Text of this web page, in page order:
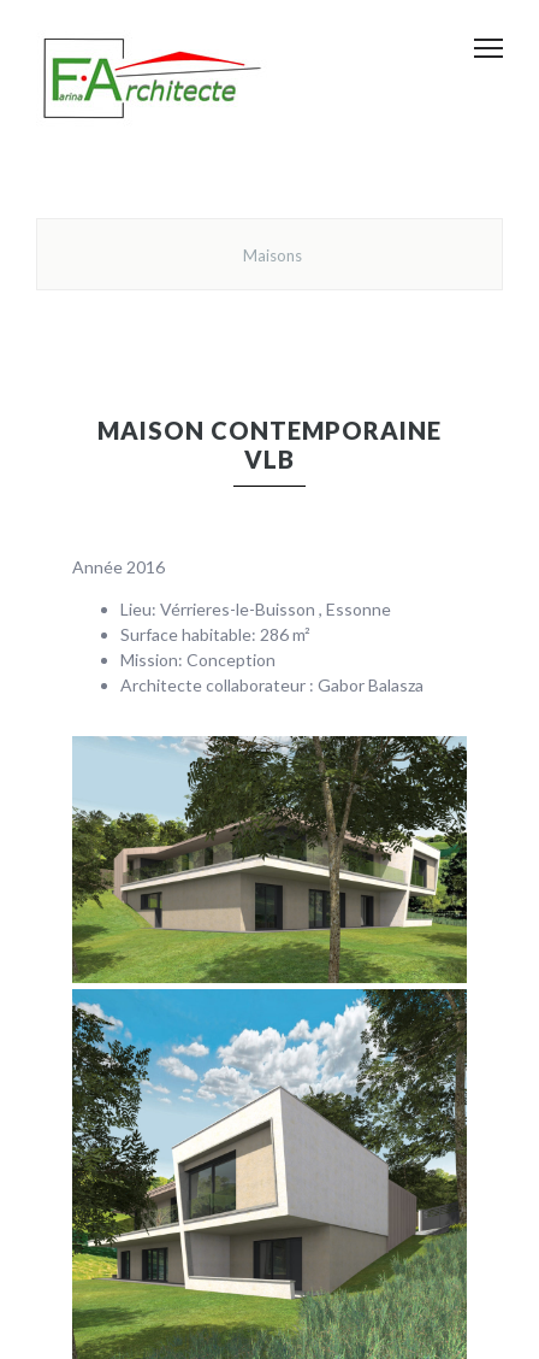
Maisons
MAISON CONTEMPORAINE
VLB
Année 2016
Lieu: Vérrieres-le-Buisson , Essonne
Surface habitable: 286 m²
Mission: Conception
Architecte collaborateur : Gabor Balasza